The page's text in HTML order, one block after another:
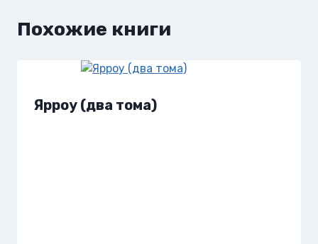
Похожие книги
Ярроу (два тома)